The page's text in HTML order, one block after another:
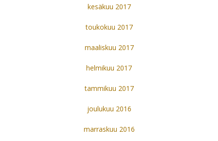
kesäkuu 2017
toukokuu 2017
maaliskuu 2017
helmikuu 2017
tammikuu 2017
joulukuu 2016
marraskuu 2016